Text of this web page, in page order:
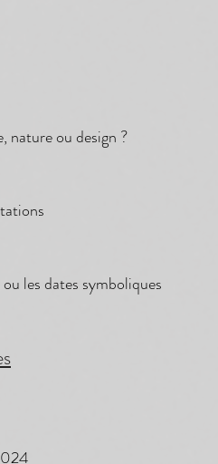
nature ou design ?
les dates symboliques